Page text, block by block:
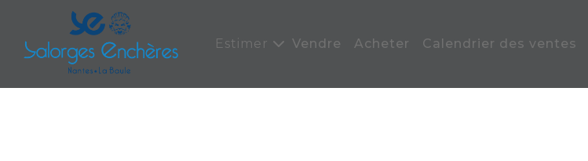
Estimer Vendre Acheter Calendrier des ventes
Panneau de gestion des cookies